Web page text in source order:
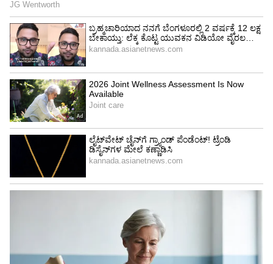
4
6
Image Credit : Our Own
ಟೆಂಪಲ್ ರನ್, ಕಾನೂನು ಹೋರಾಟದಿಂದ ಸುಸ್ತಾದ ಪತ್ನಿ
ಹೋರಾಟ ನಡೆಸುತ್ತಿದ್ದಾರೆ. ಒಂದೆಡೆ ವಕೀಲರ ಜೊತೆ ಚರ್ಚಿಸಿ
ಕಾನೂನು ಹೋರಾಟ ತೀವ್ರಗೊಳಿಸಿದ್ದರೆ, ಇತ್ತ ದೇವಸ್ಥಾನ
ದರ್ಶನ ಮಾಡಿ ಪತಿ ಬಿಡುಗಡೆಗೆ ಪ್ರಾರ್ಥಿಸಿದ್ದರು. ಆದರೂ